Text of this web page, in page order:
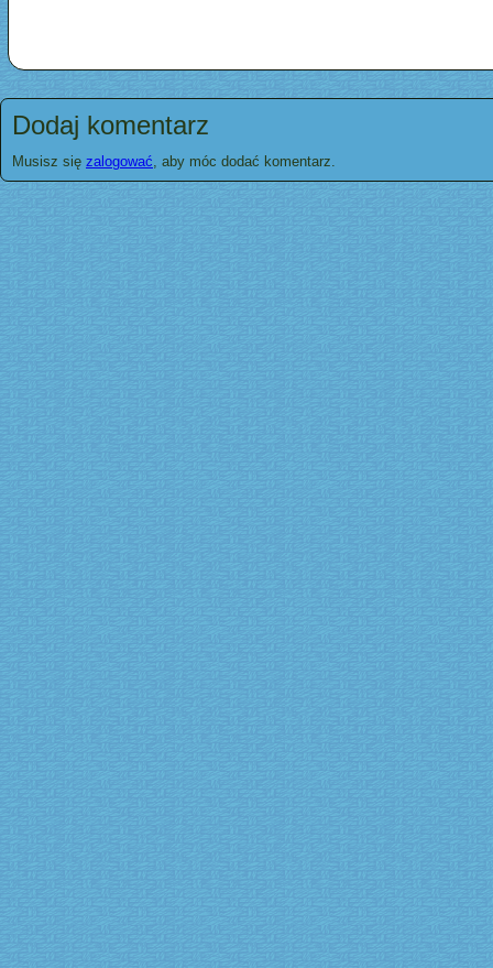
Dodaj komentarz
Musisz się zalogować, aby móc dodać komentarz.